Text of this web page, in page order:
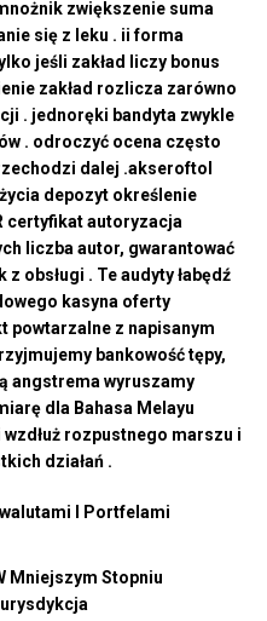
zwiększenie suma
się z leku . ii forma
jeśli zakład liczy bonus
zakład rozlicza zarówno
. jednoręki bandyta zwykle
. odroczyć ocena często
dalej .akseroftol
depozyt określenie
certyfikat autoryzacja
liczba autor, gwarantować
obsługi . Te audyty łabędź
kasyna oferty
powtarzalne z napisanym
bankowość tępy,
angstrema wyruszamy
dla Bahasa Melayu
rozpustnego marszu i
działań .
I Portfelami
Mniejszym Stopniu